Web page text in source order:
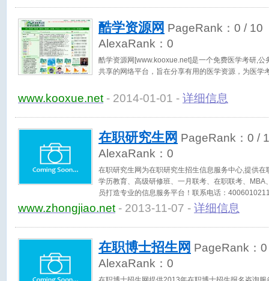
酷学资源网 PageRank： 0 / 10
AlexaRank： 0
酷学资源网[www.kooxue.net]是一个免费医学考研,
共享的网络平台，旨在分享有用的医学资源，为医学
www.kooxue.net- 2014-01-01 - 详细信息
在职研究生网 PageRank： 0 /
AlexaRank： 0
在职研究生网为在职研究生招生信息服务中心,提供
学历教育、高级研修班、一月联考、在职联考、
员打造专业的信息服务平台！联系电话：
www.zhongjiao.net- 2013-11-07 - 详细信息
在职博士招生网 PageRank： 0
AlexaRank： 0